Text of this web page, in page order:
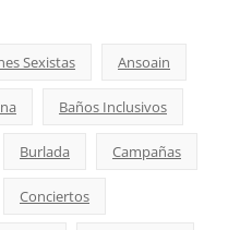
Sexistas Ansoain
Baños Inclusivos
Burlada Campañas
Conciertos